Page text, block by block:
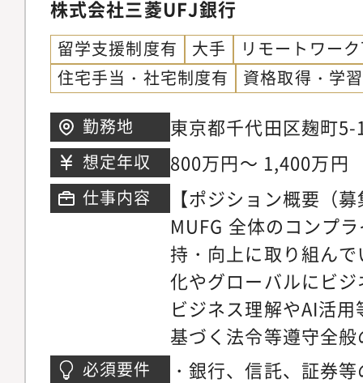
推進に関する経験や
できます。業務一つ
とコントロールを分
画・導入する経験は
画」という希少性の
のキャリアパスを大
りますし、また、市
門性を一段に高め、
人者として市場ビジ
期待できます。【具
コンダクトリスク管
質評価、管理体制高
■AIを活用した新たな
態勢の構築、データ
ルックに捉え、リス
率的に統制の最適化
界に留まらず、異な
キャリア経験を有す
発想・視点を必要と
（以下の業務のうち
性を踏まえて担って
報保護法（含む海外
対応（法令の分析、
理関連手続への反映
正にともなう対応）
新ビジネスへの情報
でのサポート、社内
報セキュリティ管理
態勢の構築・リスク
態勢の構築（外部ク
応、手続改定への社
株式会社三菱UFJ銀行
留学支援制度有 大手
リモートワー
住宅手当・社宅制度有
資格取得・学
勤務地
東京都千代田区麹町
ワー
想定年収 800万円～ 1,400万円
仕事内容
【ポジション概要（
MUFG 全体のコンプ
持・向上に取り組ん
化やグローバルにビ
ビジネス理解やAI活
基づく法令等遵守全
ラ・モデル・リスク
必須要件
・銀行、信託、証券